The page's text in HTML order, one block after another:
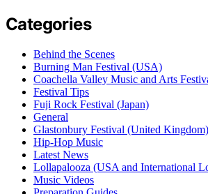
Categories
Behind the Scenes
Burning Man Festival (USA)
Coachella Valley Music and Arts
Festival Tips
Fuji Rock Festival (Japan)
General
Glastonbury Festival (United Kingdom)
Hip-Hop Music
Latest News
Lollapalooza (USA and International
Music Videos